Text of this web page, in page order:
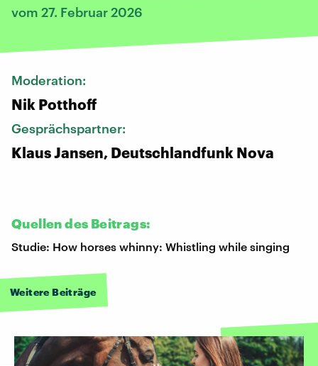
vom 27. Februar 2026
Moderation:
Nik Potthoff
Gesprächspartner:
Klaus Jansen, Deutschlandfunk Nova
Quellen des Beitrags:
Studie: How horses whinny: Whistling while singing
Weitere Beiträge